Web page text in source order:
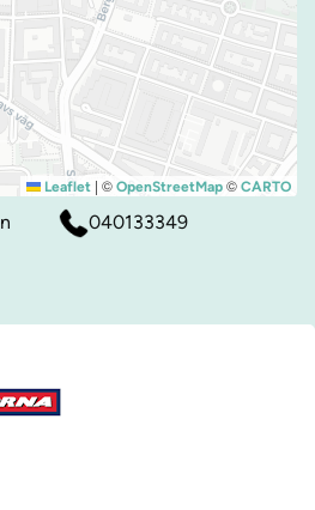
Leaflet | © OpenStreetMap © CARTO
040133349